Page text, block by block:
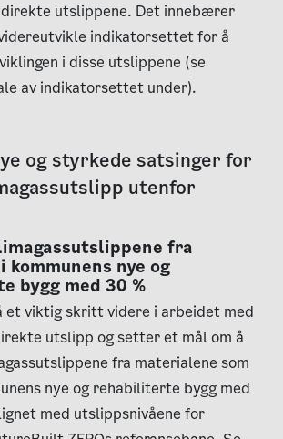
utslippene. Det innebærer
indikatorsettet for å
i disse utslippene (se
av indikatorsettet under).
og styrkede satsinger for
utenfor
fra
nye og
bygg med 30 %
et viktig skritt videre i arbeidet med
utslipp og setter et mål om å
fra materialene som
nye og rehabiliterte bygg med
med utslippsnivåene for